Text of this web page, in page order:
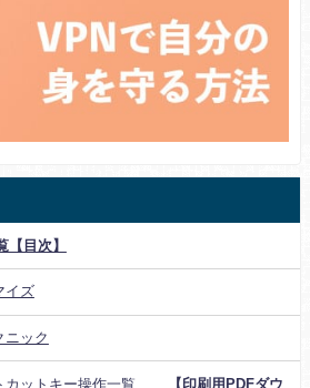
目次】
イズ
ニック
カットキー操作一覧 【印刷用PDFダウ